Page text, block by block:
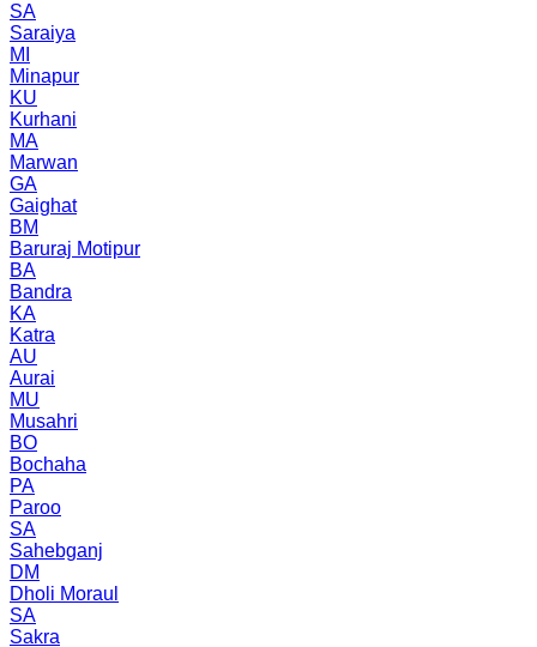
SA
Saraiya
MI
Minapur
KU
Kurhani
MA
Marwan
GA
Gaighat
BM
Baruraj Motipur
BA
Bandra
KA
Katra
AU
Aurai
MU
Musahri
BO
Bochaha
PA
Paroo
SA
Sahebganj
DM
Dholi Moraul
SA
Sakra